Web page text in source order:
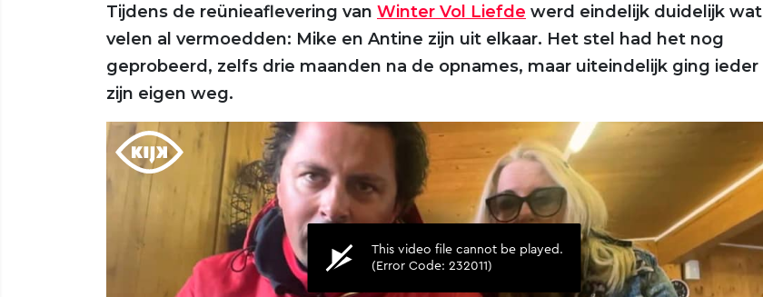
Tijdens de reünieaflevering van Winter Vol Liefde werd eindelijk duidelijk wat
velen al vermoedden: Mike en Antine zijn uit elkaar. Het stel had het nog
geprobeerd, zelfs drie maanden na de opnames, maar uiteindelijk ging ieder
zijn eigen weg.